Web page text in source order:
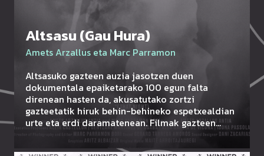
Altsasu (Gau Hura)
Amets Arzallus eta Marc Parramon
Altsasuko gazteen auzia jasotzen duen
dokumentala epaiketarako 100 egun falta
direnean hasten da, akusatutako zortzi
gazteetatik hiruk behin-behineko espetxealdian
urte eta erdi daramatenean. Filmak gazteen…